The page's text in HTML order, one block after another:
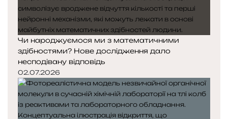
Чи народжуємося ми з математичними
здібностями? Нове дослідження дало
несподівану відповідь
02.07.2026